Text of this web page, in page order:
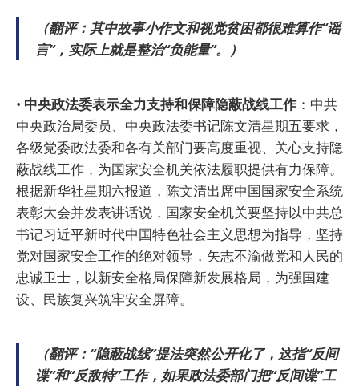
（翻评：其中故事小作文和视觉贫困都很难算作“谣
言”，实际上就是整治“负能量”。）
• 中央政法委表示全力支持和保障隐蔽战线工作 ：中共
中央政治局委员、中央政法委书记陈文清星期五要求，
各级党委政法委和各有关部门要高度重视、关心支持隐
蔽战线工作，为国家安全机关依法履职提供有力保障。
根据新华社星期六报道，陈文清出席中国国家安全系统
表彰大会并发表讲话说，国家安全机关要坚持以中共总
书记习近平新时代中国特色社会主义思想为指导，坚持
党对国家安全工作的绝对领导，矢志不渝做党和人民的
忠诚卫士，以新安全格局保障新发展格局，为强国建
设、民族复兴筑牢安全屏障。
（翻评：“隐蔽战线”提法突然公开化了，这指“反间
谍”和“反敌特”工作，如果政法委部门把“反间谍”工